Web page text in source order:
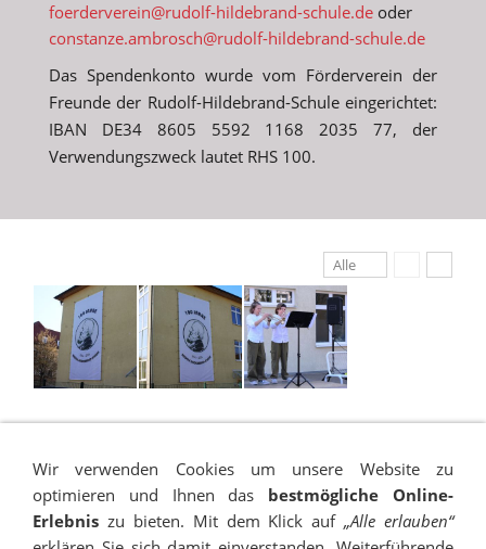
foerderverein@rudolf-hildebrand-schule.deoder
constanze.ambrosch@rudolf-hildebrand-schule.de
Das Spendenkonto wurde vom Förderverein der
Freunde der Rudolf-Hildebrand-Schule eingerichtet:
IBAN DE34 8605 5592 1168 2035 77, der
Verwendungszweck lautet RHS 100.
Alle
Wir verwenden Cookies um unsere Website zu
optimieren und Ihnen das bestmögliche Online-
Erlebnis zu bieten. Mit dem Klick auf„Alle erlauben“